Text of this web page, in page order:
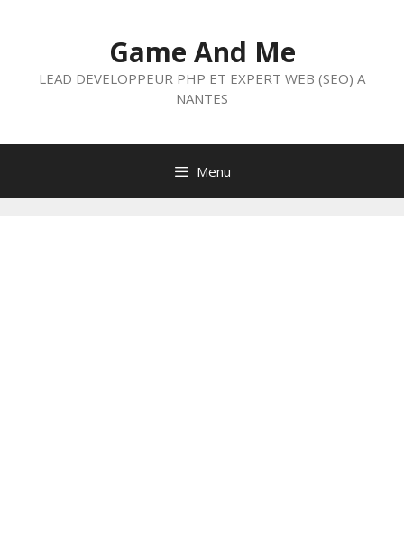
Game And Me
LEAD DEVELOPPEUR PHP ET EXPERT WEB (SEO) A
NANTES
Menu